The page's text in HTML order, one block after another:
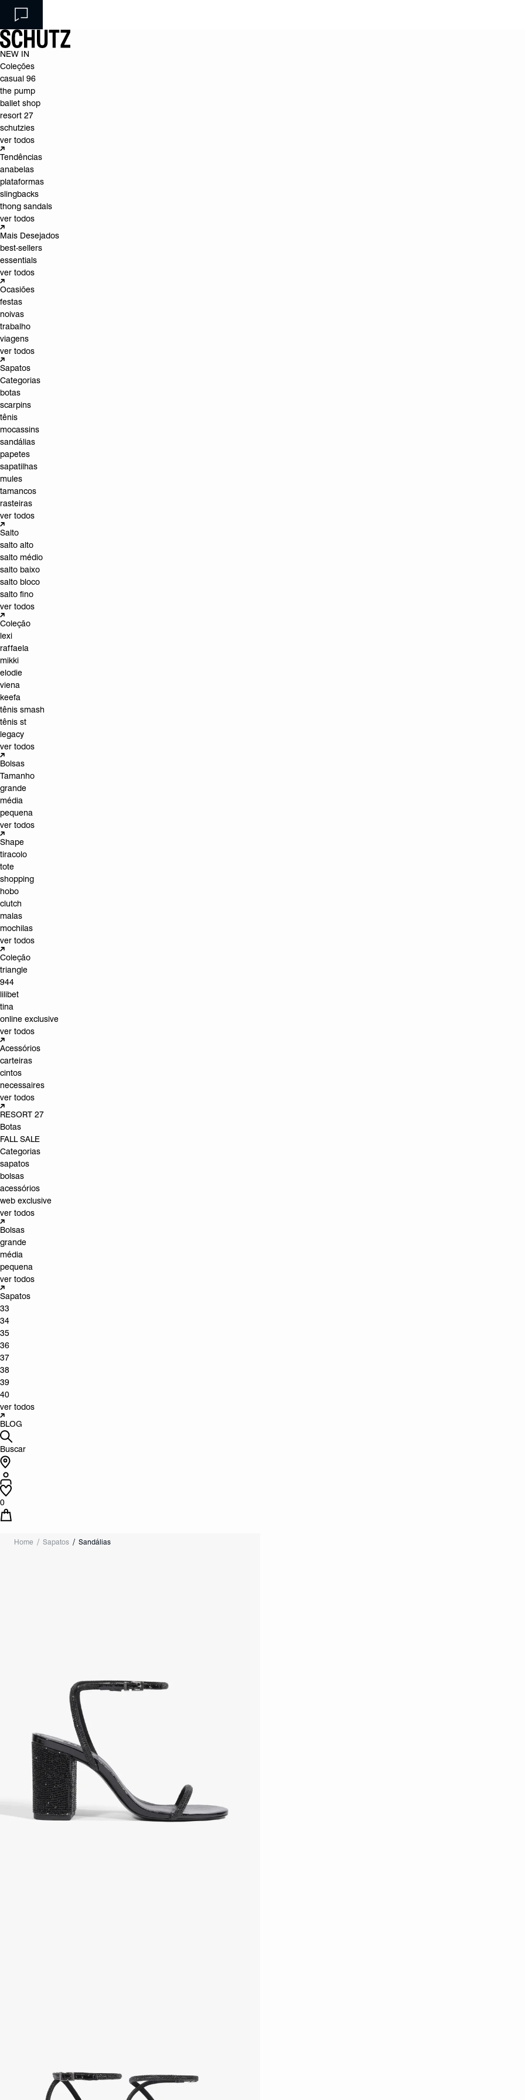
NEW IN
Coleções
casual 96
the pump
ballet shop
resort 27
schutzies
ver todos
Tendências
anabelas
plataformas
slingbacks
thong sandals
ver todos
Mais Desejados
best-sellers
essentials
ver todos
Ocasiões
festas
noivas
trabalho
viagens
ver todos
Sapatos
Categorias
botas
scarpins
tênis
mocassins
sandálias
papetes
sapatilhas
mules
tamancos
rasteiras
ver todos
Salto
salto alto
salto médio
salto baixo
salto bloco
salto fino
ver todos
Coleção
lexi
raffaela
mikki
elodie
viena
keefa
tênis smash
tênis st
legacy
ver todos
Bolsas
Tamanho
grande
média
pequena
ver todos
Shape
tiracolo
tote
shopping
hobo
clutch
malas
mochilas
ver todos
Coleção
triangle
944
lilibet
tina
online exclusive
ver todos
Acessórios
carteiras
cintos
necessaires
ver todos
RESORT 27
Botas
FALL SALE
Categorias
sapatos
bolsas
acessórios
web exclusive
ver todos
Bolsas
grande
média
pequena
ver todos
Sapatos
33
34
35
36
37
38
39
40
ver todos
BLOG
Buscar
0
Home Sapatos Sandálias